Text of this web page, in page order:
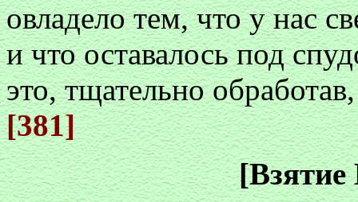
овладело тем, что у нас
и что оставалось под
это, тщательно
[381]